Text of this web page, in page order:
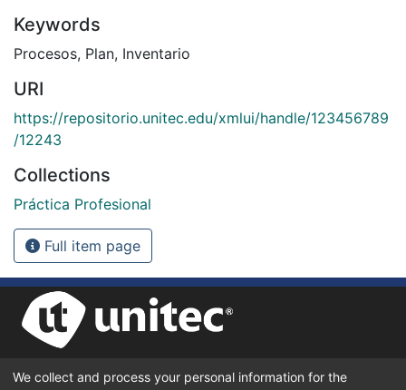
Keywords
Procesos, Plan, Inventario
URI
https://repositorio.unitec.edu/xmlui/handle/123456789
/12243
Collections
Práctica Profesional
Full item page
UNIVERSIDAD TECNOLÓGICA CENTROAMERICANA UNITEC
We collect and process your personal information for the